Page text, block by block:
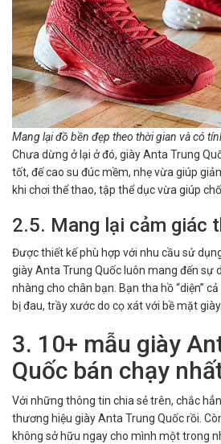
Mang lại đồ bền đẹp theo thời gian và có
Chưa dừng ở lại ở đó, giày Anta Trung
tốt, đế cao su đúc mềm, nhẹ vừa giúp
khi chơi thể thao, tập thể dục vừa giúp
2.5. Mang lại cảm giác
Được thiết kế phù hợp với nhu cầu sử
giày Anta Trung Quốc luôn mang đến sự
nhàng cho chân bạn. Bạn tha hồ “diện”
bị đau, trầy xước do cọ xát với bề mặt giày.
3. 10+ mẫu giày
Quốc bán chạy
Với những thông tin chia sẻ trên, chắc
thương hiệu giày Anta Trung Quốc rồi.
không sở hữu ngay cho mình một trong